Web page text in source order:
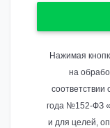
Нажимая
на
года №152-ФЗ
и для целей,